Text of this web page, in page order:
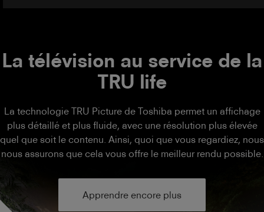
La télévision au service de la
TRU life
La technologie TRU Picture de Toshiba permet un affichage
plus détaillé et plus fluide, avec une résolution plus élevée
quel que soit le contenu. Ainsi, quoi que vous regardiez, nous
nous assurons que cela vous offre le meilleur rendu possible.
Apprendre encore plus